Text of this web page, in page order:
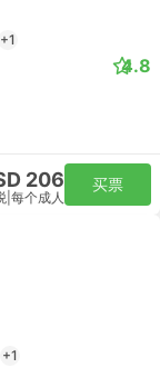
+1
4.8
206
每个成人
买票
+1